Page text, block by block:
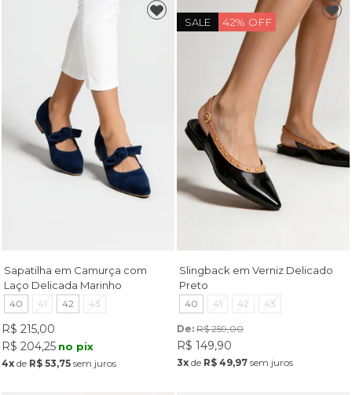
Sapatilha em Camurça com
Laço Delicada Marinho
40 41 42 43
R$ 215,00
R$ 204,25 no pix
4xde R$ 53,75sem juros
SALE 42% OFF
Slingback em Verniz Delicado
Preto
40 41 42 43
De: R$ 259,00
R$ 149,90
3x de R$ 49,97 sem juros